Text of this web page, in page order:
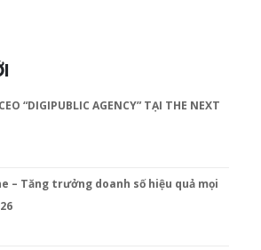
“DIGIPUBLIC AGENCY” TẠI THE NEXT
– Tăng trưởng doanh số hiệu quả mọi